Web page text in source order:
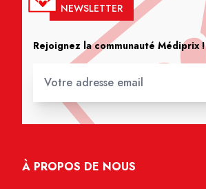
NEWSLETTER
Rejoignez la communauté Médiprix !
À PROPOS DE NOUS